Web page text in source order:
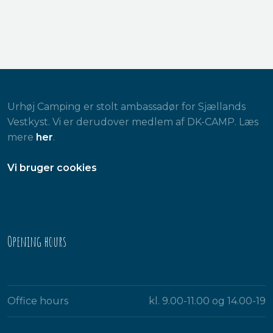
Urhøj Camping er stolt ambassadør for Sjællands
Vestkyst. Vi er derudover medlem af DK-CAMP. Læs
mere her.
​Vi bruger cookies
Opening hours​
Office hours kl. 9.00-11.00 og 14.00-19​